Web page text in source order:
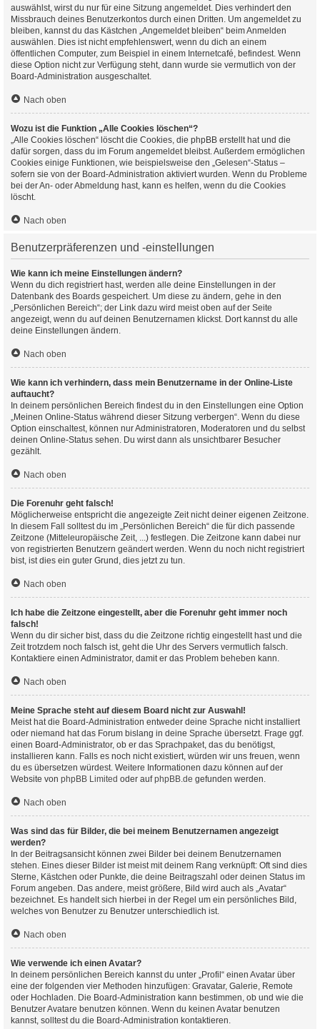
auswählst, wirst du nur für eine Sitzung angemeldet. Dies verhindert den
Missbrauch deines Benutzerkontos durch einen Dritten. Um angemeldet zu
bleiben, kannst du das Kästchen „Angemeldet bleiben“ beim Anmelden
auswählen. Dies ist nicht empfehlenswert, wenn du dich an einem
öffentlichen Computer, zum Beispiel in einem Internetcafé, befindest. Wenn
diese Option nicht zur Verfügung steht, dann wurde sie vermutlich von der
Board-Administration ausgeschaltet.
Nach oben
Wozu ist die Funktion „Alle Cookies löschen“?
„Alle Cookies löschen“ löscht die Cookies, die phpBB erstellt hat und die
dafür sorgen, dass du im Forum angemeldet bleibst. Außerdem ermöglichen
Cookies einige Funktionen, wie beispielsweise den „Gelesen“-Status –
sofern sie von der Board-Administration aktiviert wurden. Wenn du Probleme
bei der An- oder Abmeldung hast, kann es helfen, wenn du die Cookies
löscht.
Nach oben
Benutzerpräferenzen und -einstellungen
Wie kann ich meine Einstellungen ändern?
Wenn du dich registriert hast, werden alle deine Einstellungen in der
Datenbank des Boards gespeichert. Um diese zu ändern, gehe in den
„Persönlichen Bereich“; der Link dazu wird meist oben auf der Seite
angezeigt, wenn du auf deinen Benutzernamen klickst. Dort kannst du alle
deine Einstellungen ändern.
Nach oben
Wie kann ich verhindern, dass mein Benutzername in der Online-Liste
auftaucht?
In deinem persönlichen Bereich findest du in den Einstellungen eine Option
„Meinen Online-Status während dieser Sitzung verbergen“. Wenn du diese
Option einschaltest, können nur Administratoren, Moderatoren und du selbst
deinen Online-Status sehen. Du wirst dann als unsichtbarer Besucher
gezählt.
Nach oben
Die Forenuhr geht falsch!
Möglicherweise entspricht die angezeigte Zeit nicht deiner eigenen Zeitzone.
In diesem Fall solltest du im „Persönlichen Bereich“ die für dich passende
Zeitzone (Mitteleuropäische Zeit, ...) festlegen. Die Zeitzone kann dabei nur
von registrierten Benutzern geändert werden. Wenn du noch nicht registriert
bist, ist dies ein guter Grund, dies jetzt zu tun.
Nach oben
Ich habe die Zeitzone eingestellt, aber die Forenuhr geht immer noch
falsch!
Wenn du dir sicher bist, dass du die Zeitzone richtig eingestellt hast und die
Zeit trotzdem noch falsch ist, geht die Uhr des Servers vermutlich falsch.
Kontaktiere einen Administrator, damit er das Problem beheben kann.
Nach oben
Meine Sprache steht auf diesem Board nicht zur Auswahl!
Meist hat die Board-Administration entweder deine Sprache nicht installiert
oder niemand hat das Forum bislang in deine Sprache übersetzt. Frage ggf.
einen Board-Administrator, ob er das Sprachpaket, das du benötigst,
installieren kann. Falls es noch nicht existiert, würden wir uns freuen, wenn
du es übersetzen würdest. Weitere Informationen dazu können auf der
Website von phpBB Limited oder aufphpBB.de gefunden werden.
Nach oben
Was sind das für Bilder, die bei meinem Benutzernamen angezeigt
werden?
In der Beitragsansicht können zwei Bilder bei deinem Benutzernamen
stehen. Eines dieser Bilder ist meist mit deinem Rang verknüpft: Oft sind dies
Sterne, Kästchen oder Punkte, die deine Beitragszahl oder deinen Status im
Forum angeben. Das andere, meist größere, Bild wird auch als „Avatar“
bezeichnet. Es handelt sich hierbei in der Regel um ein persönliches Bild,
welches von Benutzer zu Benutzer unterschiedlich ist.
Nach oben
Wie verwende ich einen Avatar?
In deinem persönlichen Bereich kannst du unter „Profil“ einen Avatar über
eine der folgenden vier Methoden hinzufügen: Gravatar, Galerie, Remote
oder Hochladen. Die Board-Administration kann bestimmen, ob und wie die
Benutzer Avatare benutzen können. Wenn du keinen Avatar benutzen
kannst, solltest du die Board-Administration kontaktieren.